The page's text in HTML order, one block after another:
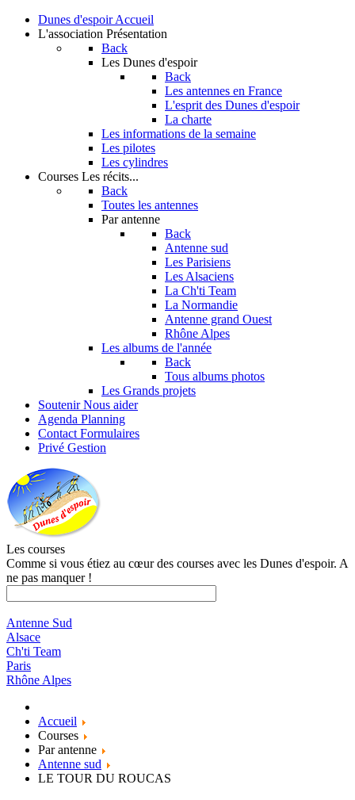
Dunes d'espoir Accueil
L'association Présentation
Back
Les Dunes d'espoir
Back
Les antennes en France
L'esprit des Dunes d'espoir
La charte
Les informations de la semaine
Les pilotes
Les cylindres
Courses Les récits...
Back
Toutes les antennes
Par antenne
Back
Antenne sud
Les Parisiens
Les Alsaciens
La Ch'ti Team
La Normandie
Antenne grand Ouest
Rhône Alpes
Les albums de l'année
Back
Tous albums photos
Les Grands projets
Soutenir Nous aider
Agenda Planning
Contact Formulaires
Privé Gestion
Les courses
Comme si vous étiez au cœur des courses avec les Dunes d'espoir. A
ne pas manquer !
Antenne Sud
Alsace
Ch'ti Team
Paris
Rhône Alpes
Accueil
Courses
Par antenne
Antenne sud
LE TOUR DU ROUCAS